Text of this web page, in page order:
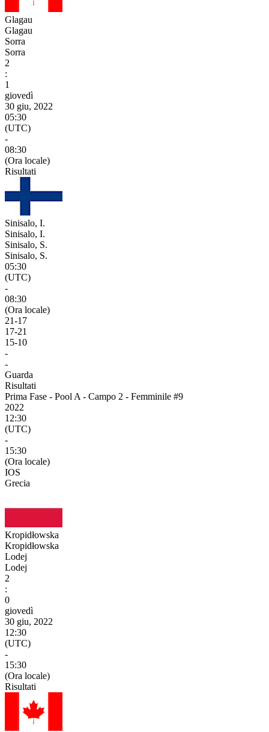
Glagau
Glagau
Sorra
Sorra
2
:
1
giovedì
30 giu, 2022
05:30
(UTC)
-
08:30
(Ora locale)
Risultati
Sinisalo, I.
Sinisalo, I.
Sinisalo, S.
Sinisalo, S.
05:30
(UTC)
-
08:30
(Ora locale)
21-17
17-21
15-10
-
-
Guarda
Risultati
Prima Fase - Pool A - Campo 2 - Femminile #9
2022
12:30
(UTC)
-
15:30
(Ora locale)
IOS
Grecia
Kropidłowska
Kropidłowska
Lodej
Lodej
2
:
0
giovedì
30 giu, 2022
12:30
(UTC)
-
15:30
(Ora locale)
Risultati